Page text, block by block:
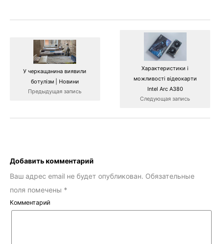
У черкащанина виявили
ботулізм | Новини
Предыдущая запись
Характеристики і
можливості відеокарти
Intel Arc A380
Следующая запись
Добавить комментарий
Ваш адрес email не будет опубликован. Обязательные
поля помечены *
Комментарий